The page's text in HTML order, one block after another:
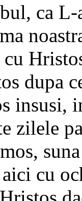
ca
dupa
insusi,
zilele
cu